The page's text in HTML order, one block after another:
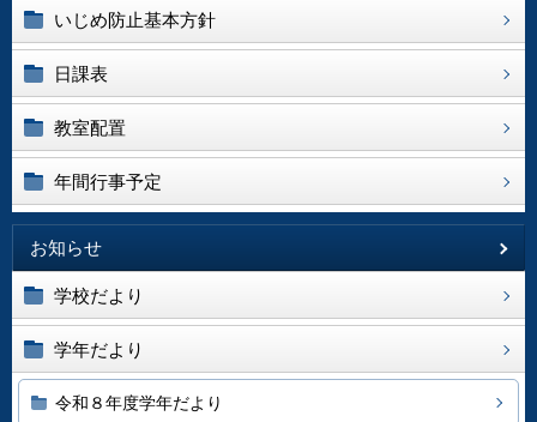
いじめ防止基本方針
日課表
教室配置
年間行事予定
お知らせ
学校だより
学年だより
令和８年度学年だより